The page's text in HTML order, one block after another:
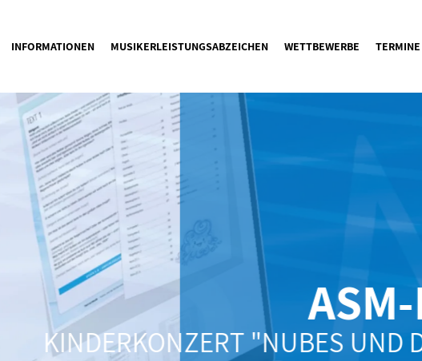
INFORMATIONEN MUSIKERLEISTUNGSABZEICHEN WETTBEWERBE TERMINE
ASM-
KINDERKONZERT "NUBES UND